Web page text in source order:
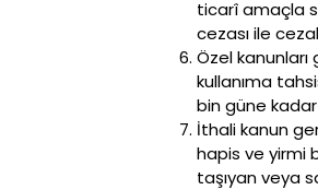
ticarî amaçla
cezası ile
Özel
kullanıma
bin güne kadar
İthali kanun
hapis ve yirmi
taşıyan veya